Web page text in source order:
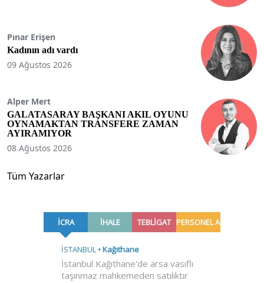
Pınar Erişen
Kadının adı vardı
09 Ağustos 2026
Alper Mert
GALATASARAY BAŞKANI AKIL OYUNU
OYNAMAKTAN TRANSFERE ZAMAN
AYIRAMIYOR
08 Ağustos 2026
Tüm Yazarlar